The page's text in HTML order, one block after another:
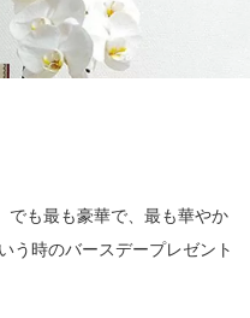
でも最も豪華で、最も華やか
う時のバースデープレゼント